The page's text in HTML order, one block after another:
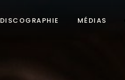
DISCOGRAPHIE MÉDIAS